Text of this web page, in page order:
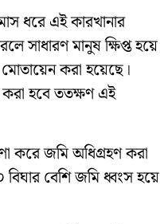
ধরে এই কারখানার
সাধারণ মানুষ ক্ষিপ্ত হয়ে
করা হয়েছে।
হবে ততক্ষণ এই
করে জমি অধিগ্রহণ করা
বেশি জমি ধ্বংস হয়ে